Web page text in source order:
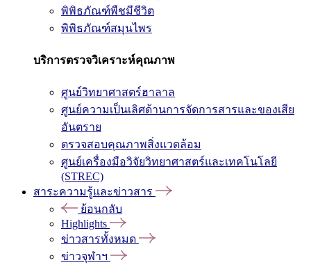
พิพิธภัณฑ์พืชมีชีวิต
พิพิธภัณฑ์สมุนไพร
บริการตรวจวิเคราะห์คุณภาพ
ศูนย์วิทยาศาสตร์ฮาลาล
ศูนย์ความเป็นเลิศด้านการจัดการสารและของเสีย
อันตราย
ตรวจสอบคุณภาพสิ่งแวดล้อม
ศูนย์เครื่องมือวิจัยวิทยาศาสตร์และเทคโนโลยี
(STREC)
สาระความรู้และข่าวสาร
ย้อนกลับ
Highlights
ข่าวสารทั้งหมด
ข่าวจุฬาฯ